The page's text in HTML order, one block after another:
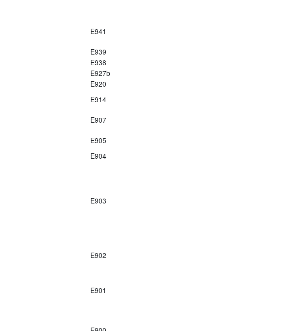
E941
E939
E938
E927b
E920
E914
E907
E905
E904
E903
E902
E901